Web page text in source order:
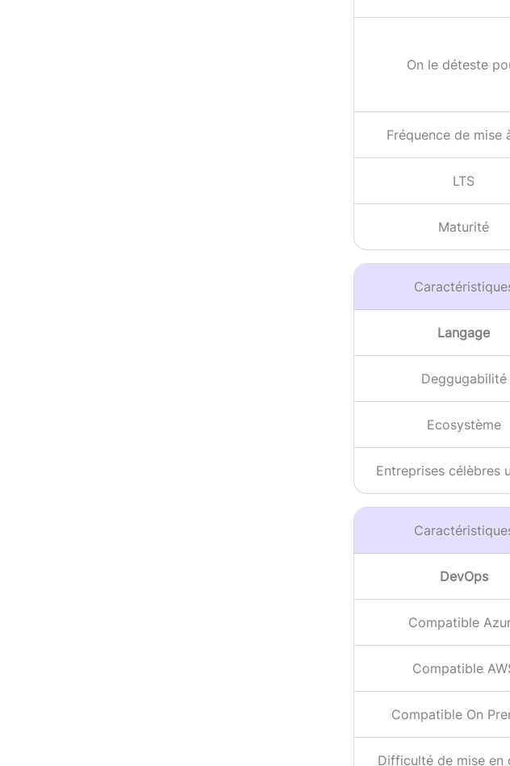
On le déteste
Fréquence de mise
LTS
Maturité
Langage
Deggugabilité
Ecosystème
Entreprises célèbres
DevOps
Compatible
Compatible
Compatible On
Difficulté de mise en